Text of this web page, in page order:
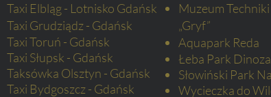
Taxi Elbląg - Lotnisko Gdańsk
Taxi Grudziądz - Gdańsk
Taxi Toruń - Gdańsk
Taxi Słupsk - Gdańsk
Taksówka Olsztyn - Gdańsk
Taxi Bydgoszcz - Gdańsk
Muzeum
„Gryf”
Aquapark Reda
Łeba Park
Słowiński Park
Wycieczka do